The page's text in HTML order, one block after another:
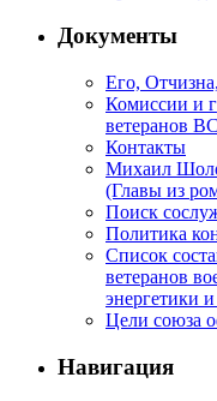
Документы
Его,
Комиссии и
ветеранов
Контакты
Михаил
(Главы из
Поиск
Политика
Список
ветеранов
энергетики
Цели союза
Навигация